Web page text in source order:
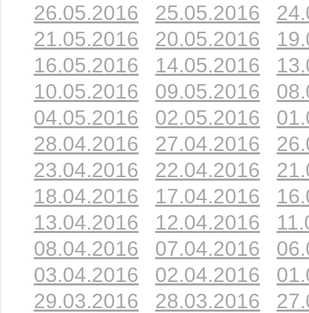
26.05.2016
25.05.2016
21.05.2016
20.05.2016
16.05.2016
14.05.2016
10.05.2016
09.05.2016
04.05.2016
02.05.2016
28.04.2016
27.04.2016
23.04.2016
22.04.2016
18.04.2016
17.04.2016
13.04.2016
12.04.2016
08.04.2016
07.04.2016
03.04.2016
02.04.2016
29.03.2016
28.03.2016